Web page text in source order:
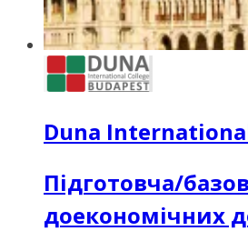
Duna
Підготовча/
доекономічних